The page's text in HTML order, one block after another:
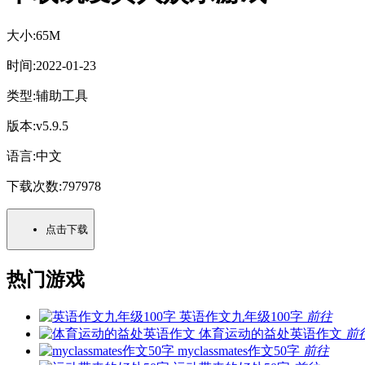
大小:65M
时间:2022-01-23
类型:辅助工具
版本:v5.9.5
语言:中文
下载次数:797978
点击下载
热门游戏
英语作文九年级100字 前往
体育运动的益处英语作文 前
myclassmates作文50字 前往